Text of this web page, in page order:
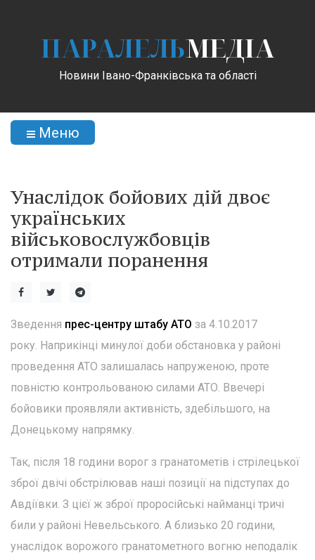
ПАРАЛЕЛЬМЕДІА
Новини Івано-Франківська та області
Меню
Унаслідок бойових дій двоє
українських
військовослужбовців
отримали поранення
Зведення прес-центру штабу АТО за 4.10.2017
року. Наприкінці минулої доби обстановка у районі
проведення АТО залишалась напруженою, проте
повністю контрольованою силами АТО. Ввечері
бойовики проявляли активність, здебільшого, на
Донецькому напрямку.
Так, після 18 години ворог з гранатометів і стрілецької
зброї двічі обстрілював наші позиції на підступах до
Авдіївки. З цієї ж зброї проросійські найманці тричі
били у районі Невельського. А близько 20 години,
унаслідок ворожого гранатометного вогню неподалік